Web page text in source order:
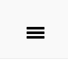
Toggle
navigation